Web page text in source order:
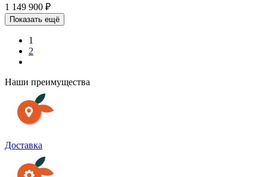
1 149 900 ₽
Показать ещё
1
2
Наши преимущества
Доставка